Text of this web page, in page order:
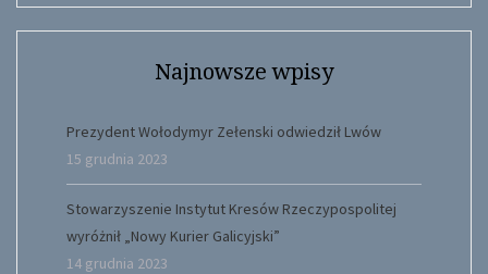
Najnowsze wpisy
Prezydent Wołodymyr Zełenski odwiedził Lwów
15 grudnia 2023
Stowarzyszenie Instytut Kresów Rzeczypospolitej
wyróżnił „Nowy Kurier Galicyjski”
14 grudnia 2023